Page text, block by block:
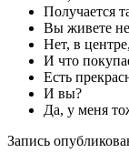
Получается
Вы живете
Нет, в
И что
Есть
И вы?
Да, у меня
Запись